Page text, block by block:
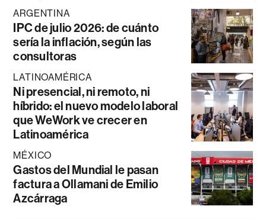
ARGENTINA
IPC de julio 2026: de cuánto
sería la inflación, según las
consultoras
LATINOAMÉRICA
Ni presencial, ni remoto, ni
híbrido: el nuevo modelo laboral
que WeWork ve crecer en
Latinoamérica
MÉXICO
Gastos del Mundial le pasan
factura a Ollamani de Emilio
Azcárraga